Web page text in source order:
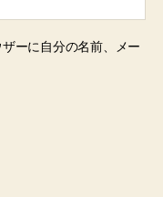
ーに自分の名前、メー